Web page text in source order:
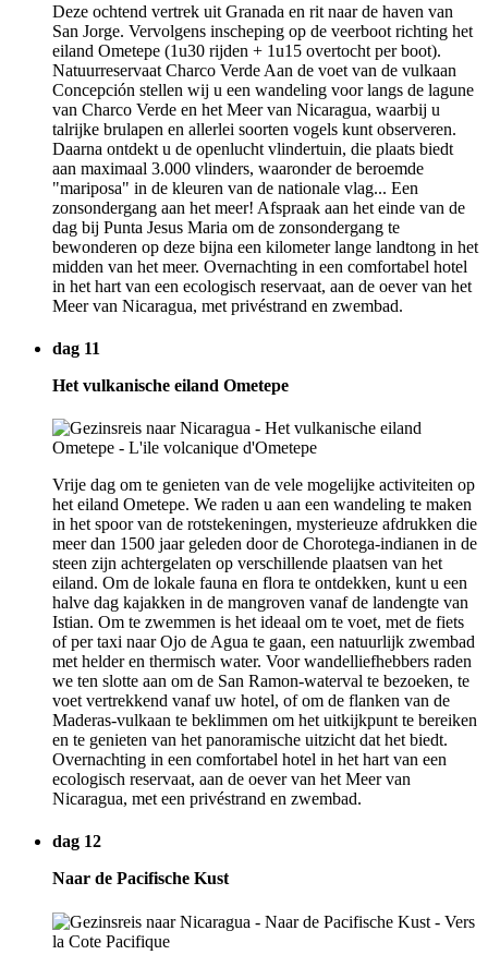
Deze ochtend vertrek uit Granada en rit naar de haven van
San Jorge. Vervolgens inscheping op de veerboot richting het
eiland Ometepe (1u30 rijden + 1u15 overtocht per boot).
Natuurreservaat Charco Verde Aan de voet van de vulkaan
Concepción stellen wij u een wandeling voor langs de lagune
van Charco Verde en het Meer van Nicaragua, waarbij u
talrijke brulapen en allerlei soorten vogels kunt observeren.
Daarna ontdekt u de openlucht vlindertuin, die plaats biedt
aan maximaal 3.000 vlinders, waaronder de beroemde
"mariposa" in de kleuren van de nationale vlag... Een
zonsondergang aan het meer! Afspraak aan het einde van de
dag bij Punta Jesus Maria om de zonsondergang te
bewonderen op deze bijna een kilometer lange landtong in het
midden van het meer. Overnachting in een comfortabel hotel
in het hart van een ecologisch reservaat, aan de oever van het
Meer van Nicaragua, met privéstrand en zwembad.
dag 11
Het vulkanische eiland Ometepe
Vrije dag om te genieten van de vele mogelijke activiteiten op
het eiland Ometepe. We raden u aan een wandeling te maken
in het spoor van de rotstekeningen, mysterieuze afdrukken die
meer dan 1500 jaar geleden door de Chorotega-indianen in de
steen zijn achtergelaten op verschillende plaatsen van het
eiland. Om de lokale fauna en flora te ontdekken, kunt u een
halve dag kajakken in de mangroven vanaf de landengte van
Istian. Om te zwemmen is het ideaal om te voet, met de fiets
of per taxi naar Ojo de Agua te gaan, een natuurlijk zwembad
met helder en thermisch water. Voor wandelliefhebbers raden
we ten slotte aan om de San Ramon-waterval te bezoeken, te
voet vertrekkend vanaf uw hotel, of om de flanken van de
Maderas-vulkaan te beklimmen om het uitkijkpunt te bereiken
en te genieten van het panoramische uitzicht dat het biedt.
Overnachting in een comfortabel hotel in het hart van een
ecologisch reservaat, aan de oever van het Meer van
Nicaragua, met een privéstrand en zwembad.
dag 12
Naar de Pacifische Kust